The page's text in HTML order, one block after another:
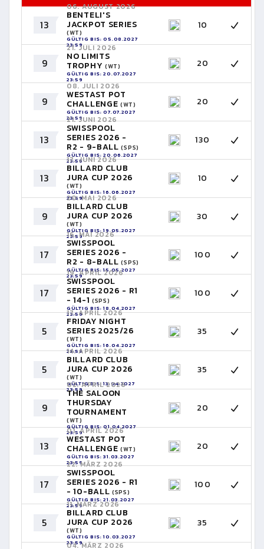
13
06. AUGUST 2026
BENTELI'S
JACKPOT SERIES
(WT)
GÜLTIG BIS: 05.08.2027
23:59
10
9
21. JULI 2026
NO LIMITS
TROPHY (WT)
GÜLTIG BIS: 20.07.2027
23:59
20
9
08. JULI 2026
WESTAST POT
CHALLENGE (WT)
GÜLTIG BIS: 07.07.2027
23:59
20
13
21. JUNI 2026
SWISSPOOL
SERIES 2026 -
R2 - 9-BALL(SPS)
GÜLTIG BIS: 20.06.2027
23:59
130
13
17. JUNI 2026
BILLARD CLUB
JURA CUP 2026
(WT)
GÜLTIG BIS: 16.06.2027
23:59
10
9
20. MAI 2026
BILLARD CLUB
JURA CUP 2026
(WT)
GÜLTIG BIS: 19.05.2027
23:59
30
17
16. MAI 2026
SWISSPOOL
SERIES 2026 -
R2 - 8-BALL(SPS)
GÜLTIG BIS: 15.05.2027
23:59
100
17
19. APRIL 2026
SWISSPOOL
SERIES 2026 - R1
- 14-1 (SPS)
GÜLTIG BIS: 18.04.2027
23:59
100
5
17. APRIL 2026
FRIDAY NIGHT
SERIES 2025/26
(WT)
GÜLTIG BIS: 16.04.2027
23:59
35
5
14. APRIL 2026
BILLARD CLUB
JURA CUP 2026
(WT)
GÜLTIG BIS: 13.04.2027
23:59
35
9
02. APRIL 2026
THE SALOON
THURSDAY
TOURNAMENT
(WT)
GÜLTIG BIS: 01.04.2027
23:59
20
13
01. APRIL 2026
WESTAST POT
CHALLENGE (WT)
GÜLTIG BIS: 31.03.2027
23:59
20
17
22. MÄRZ 2026
SWISSPOOL
SERIES 2026 - R1
- 10-BALL (SPS)
GÜLTIG BIS: 21.03.2027
23:59
100
5
11. MÄRZ 2026
BILLARD CLUB
JURA CUP 2026
(WT)
GÜLTIG BIS: 10.03.2027
23:59
35
04. MÄRZ 2026